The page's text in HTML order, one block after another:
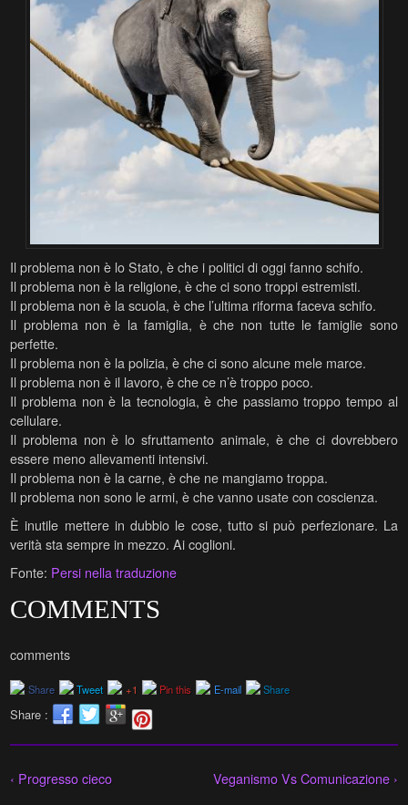
Il problema non è lo Stato, è che i politici di oggi fanno schifo.
Il problema non è la religione, è che ci sono troppi estremisti.
Il problema non è la scuola, è che l’ultima riforma faceva schifo.
Il problema non è la famiglia, è che non tutte le famiglie sono
perfette.
Il problema non è la polizia, è che ci sono alcune mele marce.
Il problema non è il lavoro, è che ce n’è troppo poco.
Il problema non è la tecnologia, è che passiamo troppo tempo al
cellulare.
Il problema non è lo sfruttamento animale, è che ci dovrebbero
essere meno allevamenti intensivi.
Il problema non è la carne, è che ne mangiamo troppa.
Il problema non sono le armi, è che vanno usate con coscienza.
È inutile mettere in dubbio le cose, tutto si può perfezionare. La
verità sta sempre in mezzo. Ai coglioni.
Fonte: Persi nella traduzione
COMMENTS
comments
Share Tweet +1 Pin this E-mail Share
Share :
‹ Progresso cieco Veganismo Vs Comunicazione ›